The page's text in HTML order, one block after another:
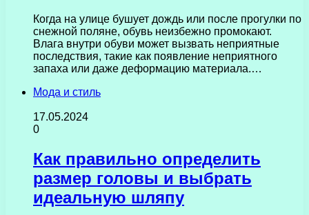
Когда на улице бушует дождь или после прогулки по
снежной поляне, обувь неизбежно промокают.
Влага внутри обуви может вызвать неприятные
последствия, такие как появление неприятного
запаха или даже деформацию материала.…
Мода и стиль
17.05.2024
0
Как правильно определить
размер головы и выбрать
идеальную шляпу